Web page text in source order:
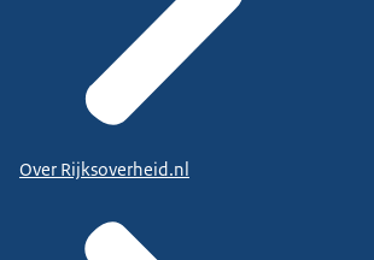
Over Rijksoverheid.nl